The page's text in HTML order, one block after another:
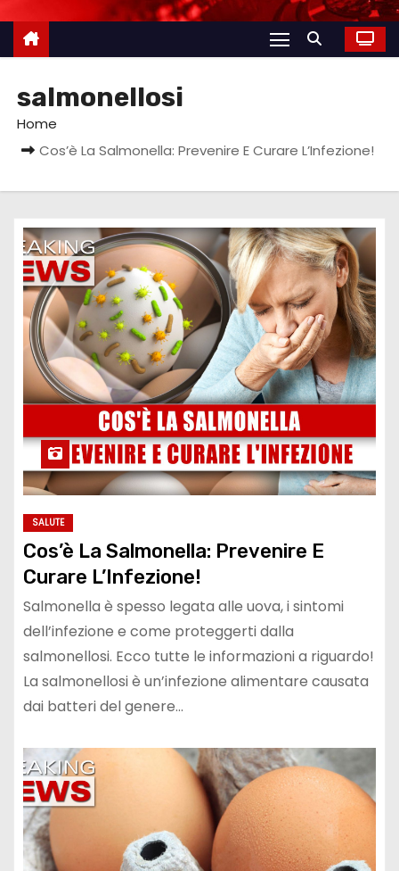
salmonellosi
Home
Cos’è La Salmonella: Prevenire E Curare L’Infezione!
SALUTE
Cos’è La Salmonella: Prevenire E
Curare L’Infezione!
Salmonella è spesso legata alle uova, i sintomi
dell’infezione e come proteggerti dalla
salmonellosi. Ecco tutte le informazioni a riguardo!
La salmonellosi è un’infezione alimentare causata
dai batteri del genere…